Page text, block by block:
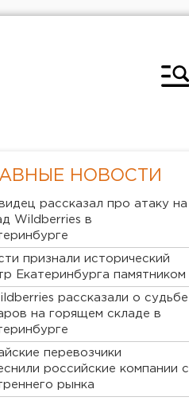
НОВОСТИ
рассказал про атаку на
Wildberries в
признали исторический
Екатеринбурга памятником
рассказали о судьбе
на горящем складе в
перевозчики
российские компании с
рынка